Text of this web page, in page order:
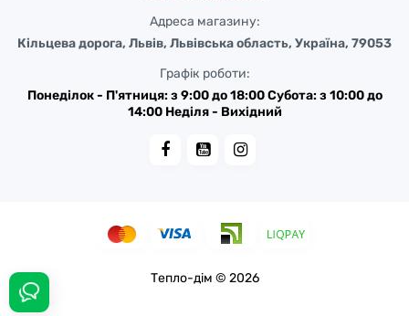
Адреса магазину:
Кільцева дорога, Львів, Львівська область, Україна, 79053
Графік роботи:
Понеділок - П'ятниця: з 9:00 до 18:00 Субота: з 10:00 до
14:00 Неділя - Вихідний
Тепло-дім © 2026